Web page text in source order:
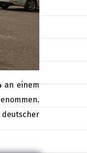
an einem
deutscher